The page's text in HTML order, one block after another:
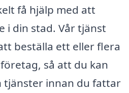
få hjälp med att
i din stad. Vår tjänst
beställa ett eller flera
så att du kan
tjänster innan du fattar